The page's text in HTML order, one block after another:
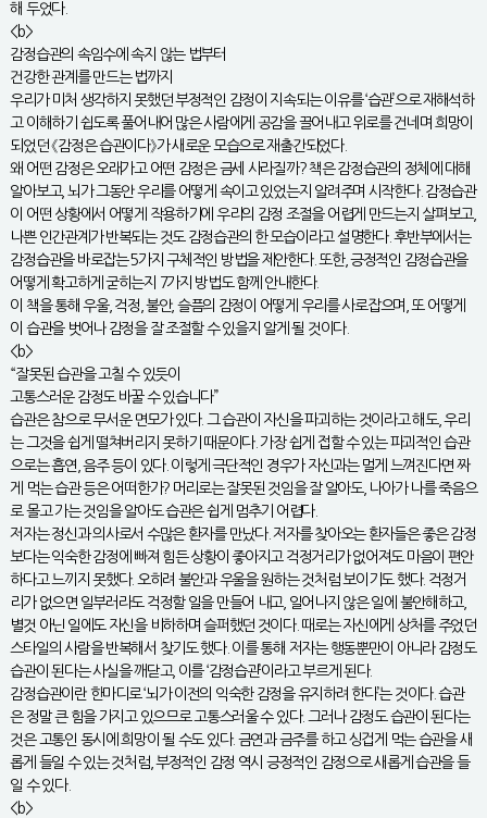
해 두었다.
<b>
감정습관의 속임수에 속지 않는 법부터
건강한 관계를 만드는 법까지
우리가 미처 생각하지 못했던 부정적인 감정이 지속되는 이유를 ‘습관’으로 재해석하
고 이해하기 쉽도록 풀어내어 많은 사람에게 공감을 끌어내고 위로를 건네며 희망이
되었던 《감정은 습관이다》가 새로운 모습으로 재출간되었다.
왜 어떤 감정은 오래가고 어떤 감정은 금세 사라질까? 책은 감정습관의 정체에 대해
알아보고, 뇌가 그동안 우리를 어떻게 속이고 있었는지 알려주며 시작한다. 감정습관
이 어떤 상황에서 어떻게 작용하기에 우리의 감정 조절을 어렵게 만드는지 살펴보고,
나쁜 인간관계가 반복되는 것도 감정습관의 한 모습이라고 설명한다. 후반부에서는
감정습관을 바로잡는 5가지 구체적인 방법을 제안한다. 또한, 긍정적인 감정습관을
어떻게 확고하게 굳히는지 7가지 방법도 함께 안내한다.
이 책을 통해 우울, 걱정, 불안, 슬픔의 감정이 어떻게 우리를 사로잡으며, 또 어떻게
이 습관을 벗어나 감정을 잘 조절할 수 있을지 알게 될 것이다.
<b>
“잘못된 습관을 고칠 수 있듯이
고통스러운 감정도 바꿀 수 있습니다”
습관은 참으로 무서운 면모가 있다. 그 습관이 자신을 파괴하는 것이라고 해도, 우리
는 그것을 쉽게 떨쳐버리지 못하기 때문이다. 가장 쉽게 접할 수 있는 파괴적인 습관
으로는 흡연, 음주 등이 있다. 이렇게 극단적인 경우가 자신과는 멀게 느껴진다면 짜
게 먹는 습관 등은 어떠한가? 머리로는 잘못된 것임을 잘 알아도, 나아가 나를 죽음으
로 몰고 가는 것임을 알아도 습관은 쉽게 멈추기 어렵다.
저자는 정신과 의사로서 수많은 환자를 만났다. 저자를 찾아오는 환자들은 좋은 감정
보다는 익숙한 감정에 빠져 힘든 상황이 좋아지고 걱정거리가 없어져도 마음이 편안
하다고 느끼지 못했다. 오히려 불안과 우울을 원하는 것처럼 보이기도 했다. 걱정거
리가 없으면 일부러라도 걱정할 일을 만들어 내고, 일어나지 않은 일에 불안해하고,
별것 아닌 일에도 자신을 비하하며 슬퍼했던 것이다. 때로는 자신에게 상처를 주었던
스타일의 사람을 반복해서 찾기도 했다. 이를 통해 저자는 행동뿐만이 아니라 감정도
습관이 된다는 사실을 깨닫고, 이를 ‘감정습관’이라고 부르게 된다.
감정습관이란 한마디로 ‘뇌가 이전의 익숙한 감정을 유지하려 한다’는 것이다. 습관
은 정말 큰 힘을 가지고 있으므로 고통스러울 수 있다. 그러나 감정도 습관이 된다는
것은 고통인 동시에 희망이 될 수도 있다. 금연과 금주를 하고 싱겁게 먹는 습관을 새
롭게 들일 수 있는 것처럼, 부정적인 감정 역시 긍정적인 감정으로 새롭게 습관을 들
일 수 있다.
<b>